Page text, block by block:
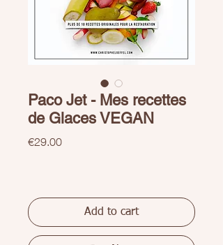
Paco Jet - Mes recettes
de Glaces VEGAN
€29.00Price
Add to cart